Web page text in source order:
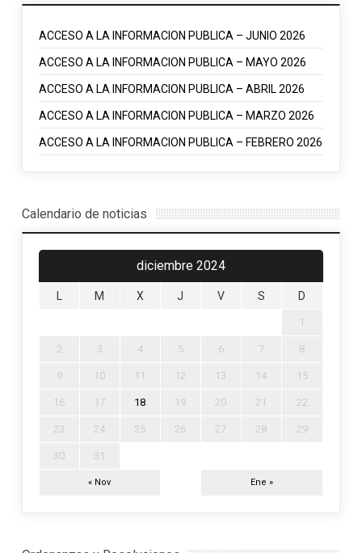
ACCESO A LA INFORMACION PUBLICA – JUNIO 2026
ACCESO A LA INFORMACION PUBLICA – MAYO 2026
ACCESO A LA INFORMACION PUBLICA – ABRIL 2026
ACCESO A LA INFORMACION PUBLICA – MARZO 2026
ACCESO A LA INFORMACION PUBLICA – FEBRERO 2026
Calendario de noticias
diciembre 2024
M X J V S D
« Nov Ene »
1
2 3 4 5 6 7 8
9 10 11 12 13 14 15
16 17 18 19 20 21 22
23 24 25 26 27 28 29
30 31